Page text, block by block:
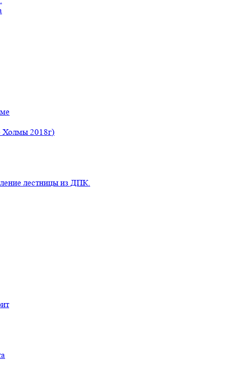
Холмы 2018г)
лестницы из ДПК.